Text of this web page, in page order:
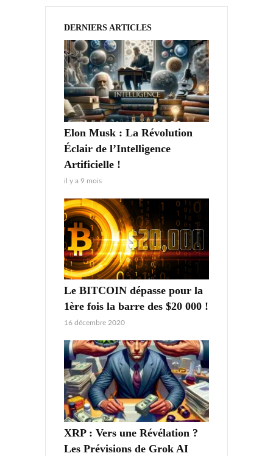
DERNIERS ARTICLES
Elon Musk : La Révolution
Éclair de l’Intelligence
Artificielle !
il y a 9 mois
Le BITCOIN dépasse pour la
1ère fois la barre des $20 000 !
16 décembre 2020
XRP : Vers une Révélation ?
Les Prévisions de Grok AI